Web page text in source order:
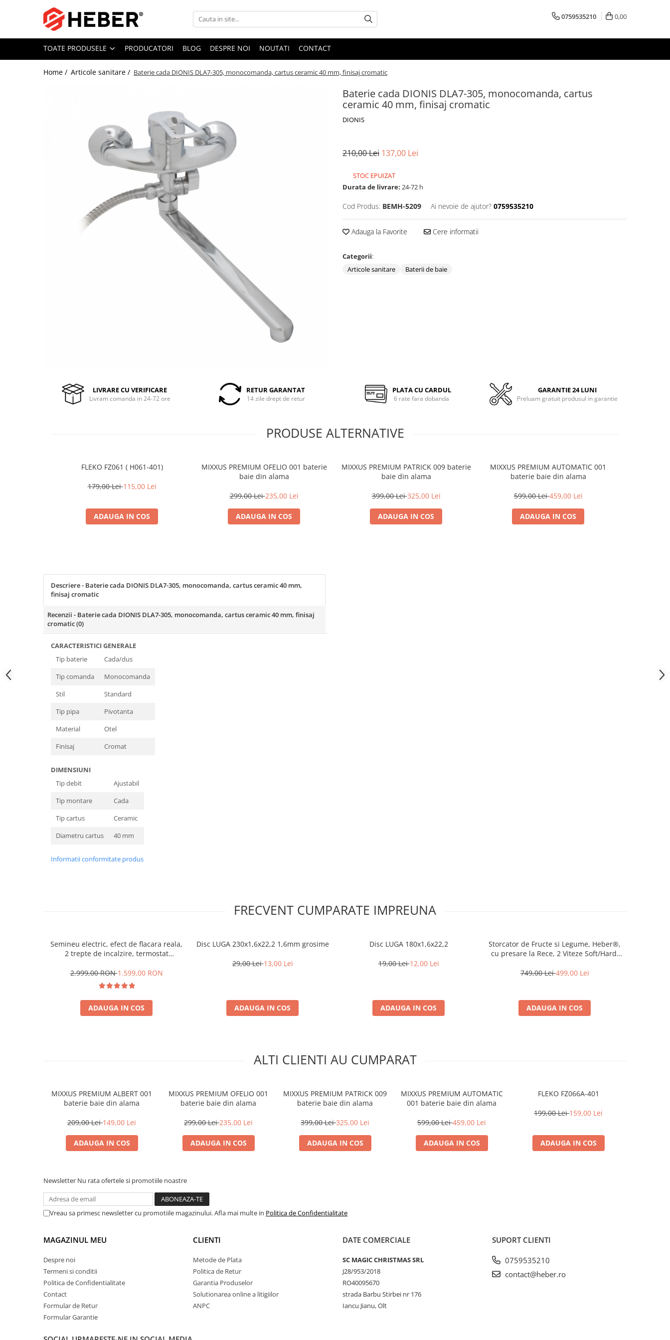
Toate Produsele
Mixere cu bol
Pompe apa de suprafata
Pompe de stropit electrice
Pompe de stropit manuale
Motoare electrice
Generatoare
Motocultoare
Produse uz casnic
Seminee electrice
Convectoare si aeroterme electrice
0759535210 0,00
TOATE PRODUSELE PRODUCATORI BLOG DESPRE NOI NOUTATI CONTACT
Home / Articole sanitare / Baterie cada DIONIS DLA7-305, monocomanda, cartus ceramic 40 mm, finisaj cromatic
Baterie cada DIONIS DLA7-305, monocomanda, cartus
ceramic 40 mm, finisaj cromatic
DIONIS
210,00 Lei 137,00 Lei
STOC EPUIZAT
Durata de livrare: 24-72 h
Cod Produs: BEMH-5209 Ai nevoie de ajutor? 0759535210
Adauga la Favorite Cere informatii
Categorii:
Articole sanitare
Baterii de baie
LIVRARE CU VERIFICARE
Livram comanda in 24-72 ore
RETUR GARANTAT
14 zile drept de retur
PLATA CU CARDUL
6 rate fara dobanda
GARANTIE 24 LUNI
Preluam gratuit produsul in garantie
PRODUSE ALTERNATIVE
FLEKO FZ061 ( H061-401)
179,00 Lei115,00 Lei
ADAUGA IN COS
MIXXUS PREMIUM OFELIO 001 baterie
baie din alama
299,00 Lei235,00 Lei
ADAUGA IN COS
MIXXUS PREMIUM PATRICK 009 baterie
baie din alama
399,00 Lei325,00 Lei
ADAUGA IN COS
MIXXUS PREMIUM AUTOMATIC 001
baterie baie din alama
599,00 Lei459,00 Lei
ADAUGA IN COS
Descriere - Baterie cada DIONIS DLA7-305, monocomanda, cartus ceramic 40 mm,
finisaj cromatic
Recenzii - Baterie cada DIONIS DLA7-305, monocomanda, cartus ceramic 40 mm, finisaj
cromatic(0)
CARACTERISTICI GENERALE
Tip baterie
Cada/dus
Tip comanda
Monocomanda
Stil
Standard
Tip pipa
Pivotanta
Material
Otel
Finisaj
Cromat
DIMENSIUNI
Tip debit
Ajustabil
Tip montare
Cada
Tip cartus
Ceramic
Diametru cartus
40 mm
Informatii conformitate produs
FRECVENT CUMPARATE IMPREUNA
Semineu electric, efect de flacara reala,
2 trepte de incalzire, termostat
2.999,00 RON1.599,00 RON
ADAUGA IN COS
Disc LUGA 230x1,6x22,2 1,6mm grosime
29,00 Lei13,00 Lei
ADAUGA IN COS
Disc LUGA 180x1,6x22,2
19,00 Lei12,00 Lei
ADAUGA IN COS
Storcator de Fructe si Legume, Heber®,
cu presare la Rece, 2 Viteze Soft/Hard,
150W, Ax cu Melc, Recipient Suc 450ml,
749,00 Lei499,00 Lei
ADAUGA IN COS
ALTI CLIENTI AU CUMPARAT
MIXXUS PREMIUM ALBERT 001
baterie baie din alama
209,00 Lei149,00 Lei
ADAUGA IN COS
MIXXUS PREMIUM OFELIO 001
baterie baie din alama
299,00 Lei235,00 Lei
ADAUGA IN COS
MIXXUS PREMIUM PATRICK 009
baterie baie din alama
399,00 Lei325,00 Lei
ADAUGA IN COS
MIXXUS PREMIUM AUTOMATIC
001 baterie baie din alama
599,00 Lei459,00 Lei
ADAUGA IN COS
FLEKO FZ066A-401
199,00 Lei159,00 Lei
ADAUGA IN COS
Newsletter Nu rata ofertele si promotiile noastre
Vreau sa primesc newsletter cu promotiile magazinului. Afla mai multe in Politica de Confidentialitate
MAGAZINUL MEU
Despre noi
Termeni si conditii
Politica de Confidentialitate
Contact
Formular de Retur
Formular Garantie
CLIENTI
Metode de Plata
Politica de Retur
Garantia Produselor
Solutionarea online a litigiilor
ANPC
DATE COMERCIALE
SC MAGIC CHRISTMAS SRL
J28/953/2018
RO40095670
strada Barbu Stirbei nr 176
Iancu Jianu, Olt
SUPORT CLIENTI
0759535210
contact@heber.ro